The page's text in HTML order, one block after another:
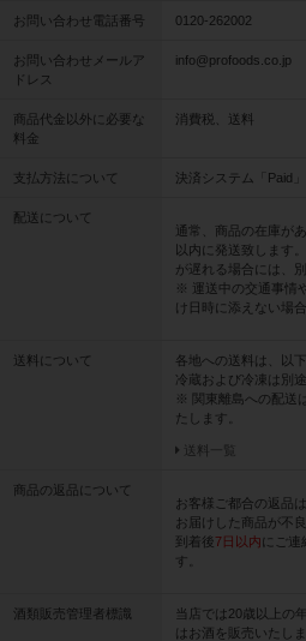
お問い合わせ電話番号 0120-262002
お問い合わせメールア
ドレス
info@profoods.co.jp
商品代金以外に必要な
料金
消費税、送料
支払方法について 決済システム「Paid
配送について
通常、商品の在庫が
以内に発送致します
が遅れる場合には、
※ 運送中の交通事情
け日時に添えない場
送料について
各地への送料は、以
冷蔵および冷凍は別
※ 関東離島への配送
たします。
送料一覧
商品の返品について
お客様ご都合の返品
お届けした商品が不
到着後7日以内にご連
す。
酒類販売管理者標識
当店では20歳以上の
はお酒を販売いたしま